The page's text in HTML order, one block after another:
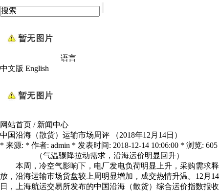
语言
中文版 English
网站首页 / 新闻中心
中国沿海（散货）运输市场周评 （2018年12月14日）
* 来源: * 作者: admin * 发表时间: 2018-12-14 10:06:00 * 浏览: 605
（气温骤降拉动需求，沿海运价明显回升）
本周，冷空气影响下，电厂发电负荷明显上升，采购需求释
放，沿海运输市场货盘较上周明显增加，成交热情升温。12月14
日，上海航运交易所发布的中国沿海（散货）综合运价指数报收